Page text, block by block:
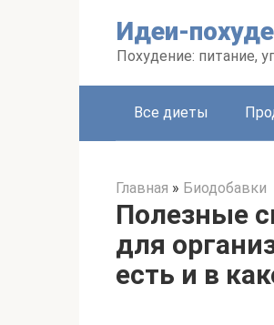
Идеи-
Похудение: питание,
Все диеты
Главная » Биодобавки
Полезные
для
есть и в